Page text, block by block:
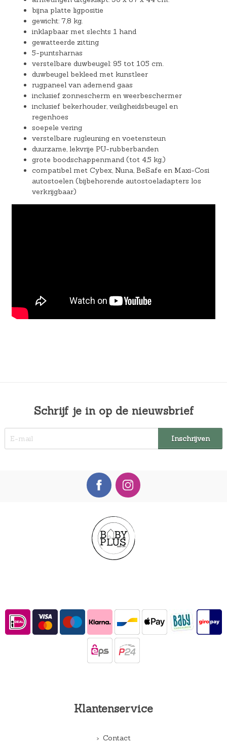
bijna platte ligpositie
gewicht: 7,8 kg.
inklapbaar met slechts 1 hand
gewatteerde zitting
5-puntsharnas
verstelbare duwbeugel: 95 tot 105 cm.
duwbeugel bekleed met kunstleer
rugpaneel van ademend gaas
inclusief zonnescherm en weerbeschermer
inclusief bekerhouder, veiligheidsbeugel en
regenhoes
soepele vering
verstelbare rugleuning en voetensteun
duurzame, lekvrije PU-rubberbanden
grote boodschappenmand (tot 4,5 kg.)
compatibel met Cybex, Nuna, BeSafe en Maxi-Cosi
autostoelen (bijbehorende autostoeladapters los
verkrijgbaar)
Schrijf je in op de nieuwsbrief
Klantenservice
Contact